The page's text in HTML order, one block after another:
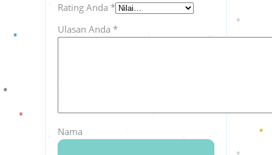
Rating Anda *
Ulasan Anda *
Nama